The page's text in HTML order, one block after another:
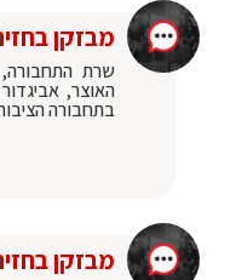
מבזקן
שרת
האוצר,
בתחבורה
מבזקן